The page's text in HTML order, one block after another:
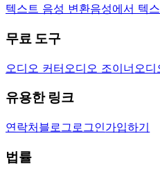
텍스트 음성 변환음성에서 텍
무료 도구
오디오 커터 오디오 조이너 오디
유용한 링크
연락처블로그 로그인가입하기
법률